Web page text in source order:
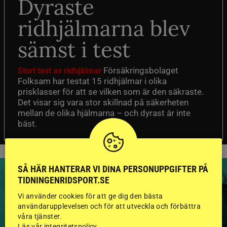
Dyraste
ridhjälmarna blev
sämst i test
Stort test av ridhjälmar Försäkringsbolaget
Folksam har testat 15 ridhjälmar i olika
prisklasser för att se vilken som är den säkraste.
Det visar sig vara stor skillnad på säkerheten
mellan de olika hjälmarna – och dyrast är inte
bäst.
HINGSTAR ONLINE
SÅ HÄR HANTERAR VI DINA PERSONUPPGIFTER PÅ
TIDNINGENRIDSPORT.SE
Vi använder cookies för att ge dig den bästa
användarupplevelsen och för att utveckla och förbättra
våra tjänster.